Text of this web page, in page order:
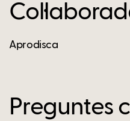
Aprodisca
Preguntes